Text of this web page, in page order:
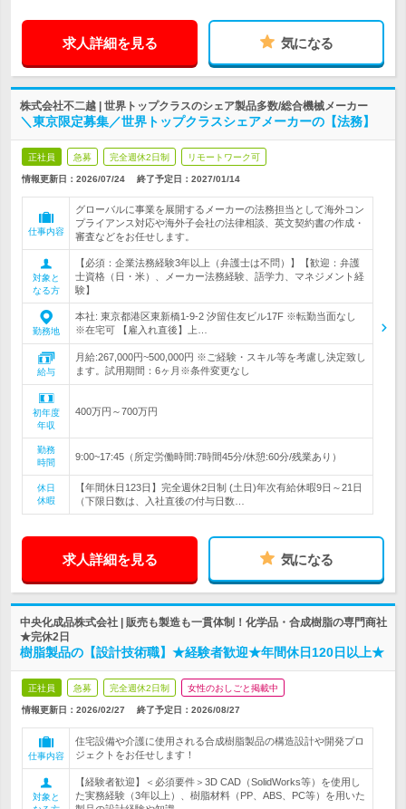
求人詳細を見る 気になる
株式会社不二越 | 世界トップクラスのシェア製品多数/総合機械メーカー
＼東京限定募集／世界トップクラスシェアメーカーの【法務】
正社員 急募 完全週休2日制 リモートワーク可
情報更新日：2026/07/24 終了予定日： 2027/01/14
仕事内容
グローバルに事業を展開するメーカーの法務担当として海外コン
プライアンス対応や海外子会社の法律相談、英文契約書の作成・
審査などをお任せします。
対象と
なる方
【必須：企業法務経験3年以上（弁護士は不問）】【歓迎：弁護
士資格（日・米）、メーカー法務経験、語学力、マネジメント経
験】
勤務地
本社: 東京都港区東新橋1-9-2 汐留住友ビル17F ※転勤当面なし
※在宅可 【雇入れ直後】上…
給与
月給:267,000円~500,000円 ※ご経験・スキル等を考慮し決定致し
ます。試用期間：6ヶ月※条件変更なし
初年度
年収
400万円～700万円
勤務
時間
9:00~17:45（所定労働時間:7時間45分/休憩:60分/残業あり）
休日
休暇
【年間休日123日】完全週休2日制 (土日)年次有給休暇9日～21日
（下限日数は、入社直後の付与日数…
求人詳細を見る 気になる
中央化成品株式会社 | 販売も製造も一貫体制！化学品・合成樹脂の専門商社
★完休2日
樹脂製品の【設計技術職】★経験者歓迎★年間休日120日以上★
正社員 急募 完全週休2日制 女性のおしごと掲載中
情報更新日：2026/02/27 終了予定日： 2026/08/27
仕事内容
住宅設備や介護に使用される合成樹脂製品の構造設計や開発プロ
ジェクトをお任せします！
対象と
【経験者歓迎】＜必須要件＞3D CAD（SolidWorks等）を使用し
た実務経験（3年以上）、樹脂材料（PP、ABS、PC等）を用いた